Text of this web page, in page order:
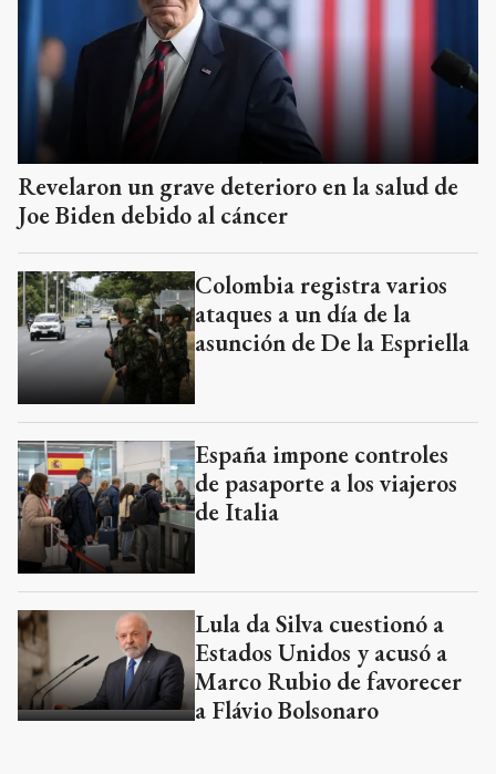
Revelaron un grave deterioro en la salud de
Joe Biden debido al cáncer
Colombia registra varios
ataques a un día de la
asunción de De la Espriella
España impone controles
de pasaporte a los viajeros
de Italia
Lula da Silva cuestionó a
Estados Unidos y acusó a
Marco Rubio de favorecer
a Flávio Bolsonaro